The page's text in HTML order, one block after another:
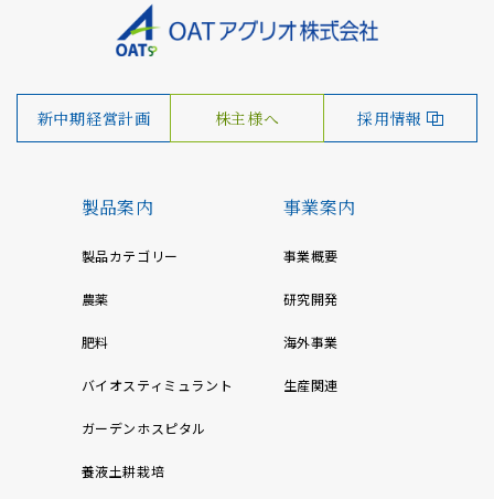
新中期経営計画 株主様へ 採用情報
製品案内
製品カテゴリー
農薬
肥料
バイオスティミュラント
ガーデンホスピタル
養液土耕栽培
事業案内
事業概要
研究開発
海外事業
生産関連